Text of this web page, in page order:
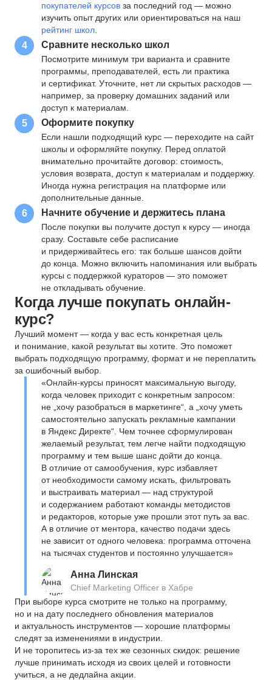
покупателей курсов за последний год — можно
изучить опыт других или ориентироваться на наш
рейтинг школ
4 Сравните несколько школ
Посмотрите минимум три варианта и сравните
программы, преподавателей, есть ли практика
и сертификат. Уточните, нет ли скрытых расходов —
например, за проверку домашних заданий или
доступ к материалам.
5 Оформите покупку
Если нашли подходящий курс — переходите на сайт
школы и оформляйте покупку. Перед оплатой
внимательно прочитайте договор: стоимость,
условия возврата, доступ к материалам и поддержку.
Иногда нужна регистрация на платформе или
дополнительные данные.
6 Начните обучение и держитесь плана
После покупки вы получите доступ к курсу — иногда
сразу. Составьте себе расписание
и придерживайтесь его: так больше шансов дойти
до конца. Можно включить напоминания или выбрать
курсы с поддержкой кураторов — это поможет
не откладывать обучение.
Когда лучше покупать онлайн-
курс?
Лучший момент — когда у вас есть конкретная цель
и понимание, какой результат вы хотите. Это поможет
выбрать подходящую программу, формат и не переплатить
за ошибочный выбор.
«Онлайн-курсы приносят максимальную выгоду,
когда человек приходит с конкретным запросом:
не „хочу разобраться в маркетинге“, а „хочу уметь
самостоятельно запускать рекламные кампании
в Яндекс Директе“. Чем точнее сформулирован
желаемый результат, тем легче найти подходящую
программу и тем выше шанс дойти до конца.
В отличие от самообучения, курс избавляет
от необходимости самому искать, фильтровать
и выстраивать материал — над структурой
и содержанием работают команды методистов
и редакторов, которые уже прошли этот путь за вас.
А в отличие от ментора, качество подачи здесь
не зависит от одного человека: программа отточена
на тысячах студентов и постоянно улучшается»
Анна Линская
Chief Marketing Officer в Хабре
При выборе курса смотрите не только на программу,
но и на дату последнего обновления материалов
и актуальность инструментов — хорошие платформы
следят за изменениями в индустрии.
И не торопитесь из-за тех же сезонных скидок: решение
лучше принимать исходя из своих целей и готовности
учиться, а не дедлайна акции.